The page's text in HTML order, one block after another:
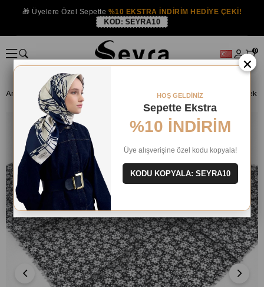
🎁 Üyelere Özel Sepette %10 EKSTRA İNDİRİM HEDİYE ÇEKİ!
KOD: SEYRA10
0
Anasayfa EŞARP Tülbent ve Yazma
×
HOŞ GELDİNİZ
Sepette Ekstra
%10 İNDİRİM
Üye alışverişine özel kodu kopyala!
KODU KOPYALA: SEYRA10